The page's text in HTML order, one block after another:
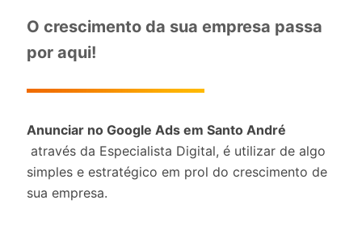
O crescimento da sua empresa passa
por aqui!
Anunciar no Google Ads em Santo André
através da Especialista Digital, é utilizar de algo
simples e estratégico em prol do crescimento de
sua empresa.